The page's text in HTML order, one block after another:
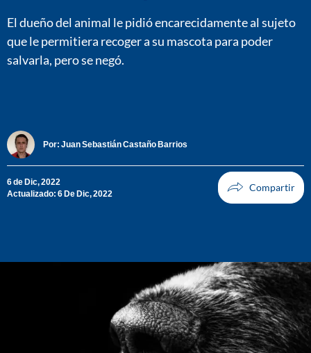
El dueño del animal le pidió encarecidamente al sujeto
que le permitiera recoger a su mascota para poder
salvarla, pero se negó.
Por: Juan Sebastián Castaño Barrios
6 de Dic, 2022
Actualizado: 6 De Dic, 2022